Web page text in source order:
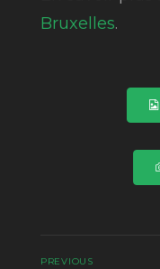
Bruxelles.
PREVIOUS